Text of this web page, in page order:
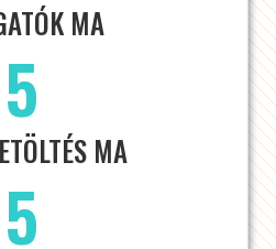
MA
5
MA
5